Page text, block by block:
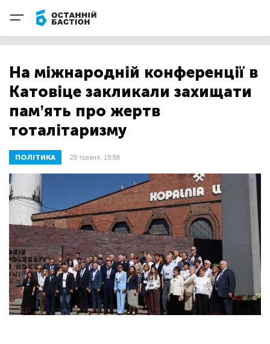
На міжнародній конференції в
Катовіце закликали захищати
пам’ять про жертв
тоталітаризму
ПОЛІТИКА 29 травня, 19:58